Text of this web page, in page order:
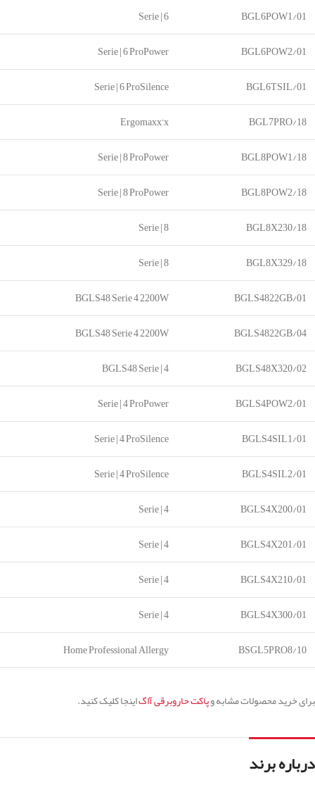
BGL6POW1/01
Serie | 6
BGL6POW2/01
Serie | 6 ProPower
BGL6TSIL/01
Serie | 6 ProSilence
BGL7PRO/18
Ergomaxx’x
BGL8POW1/18
Serie | 8 ProPower
BGL8POW2/18
Serie | 8 ProPower
BGL8X230/18
Serie | 8
BGL8X329/18
Serie | 8
BGLS4822GB/01
BGLS48 Serie 4 2200W
BGLS4822GB/04
BGLS48 Serie 4 2200W
BGLS48X320/02
BGLS48 Serie | 4
BGLS4POW2/01
Serie | 4 ProPower
BGLS4SIL1/01
Serie | 4 ProSilence
BGLS4SIL2/01
Serie | 4 ProSilence
BGLS4X200/01
Serie | 4
BGLS4X201/01
Serie | 4
BGLS4X210/01
Serie | 4
BGLS4X300/01
Serie | 4
BSGL5PRO8/10
Home Professional Allergy
برای خرید محصولات مشابه وپاکت حاروبرقی آاگاینجا کلیک کنید.
درباره برند